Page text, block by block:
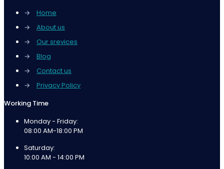
→
Home
→
About us
→
Our srevices
→
Blog
→
Contact us
→
Privacy Policy
Working Time
Monday - Friday:
08:00 AM-18:00 PM
Saturday:
10:00 AM - 14:00 PM